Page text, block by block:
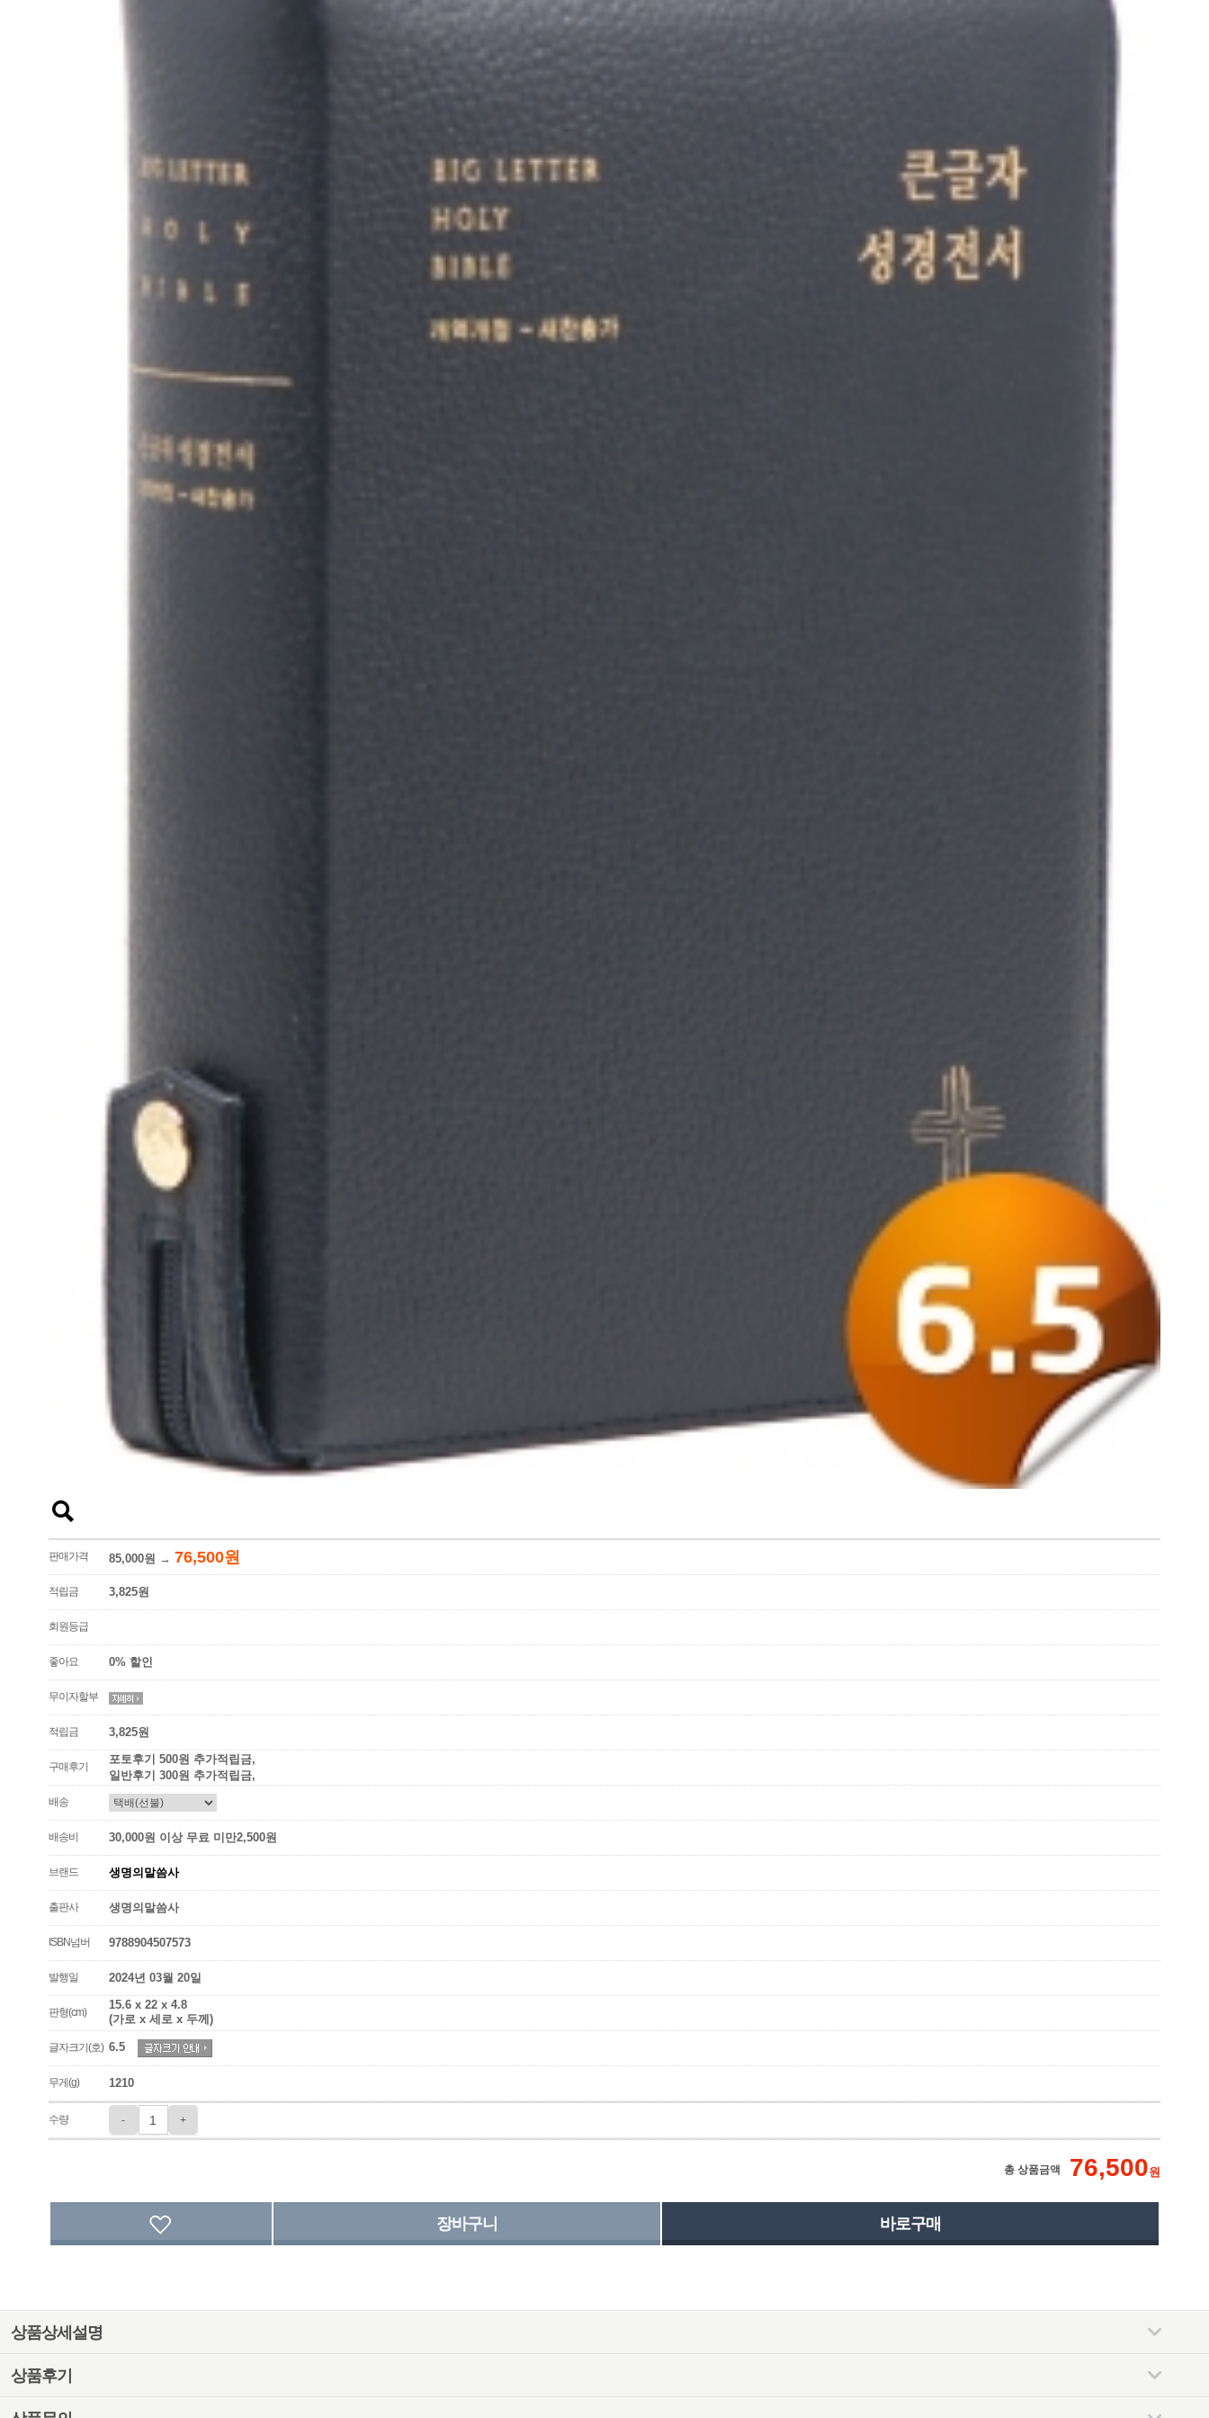
판매가격 85,000원 → 76,500원
적립금 3,825원
회원등급
좋아요 0% 할인
무이자할부
적립금 3,825원
구매후기
포토후기 500원 추가적립금,
일반후기 300원 추가적립금,
배송
배송비 30,000원 이상 무료 미만2,500원
브랜드 생명의말씀사
출판사 생명의말씀사
ISBN넘버 9788904507573
발행일 2024년 03월 20일
판형(cm)
15.6 x 22 x 4.8
(가로 x 세로 x 두께)
글자크기(호) 6.5
무게(g) 1210
수량 - +
총 상품금액 76,500원
상품상세설명
상품후기